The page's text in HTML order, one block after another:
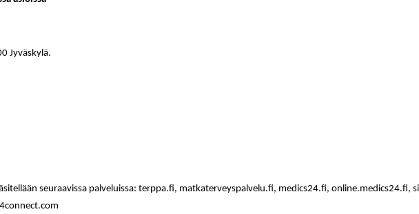
Jyväskylä.
seuraavissa palveluissa: terppa.fi, matkaterveyspalvelu.fi, medics24.fi, online.medics24.fi,